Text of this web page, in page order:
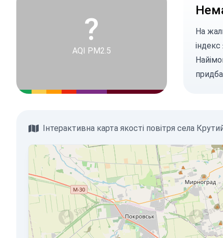
?
AQI PM2.5
На
Інтерактивна карта якості повітря села